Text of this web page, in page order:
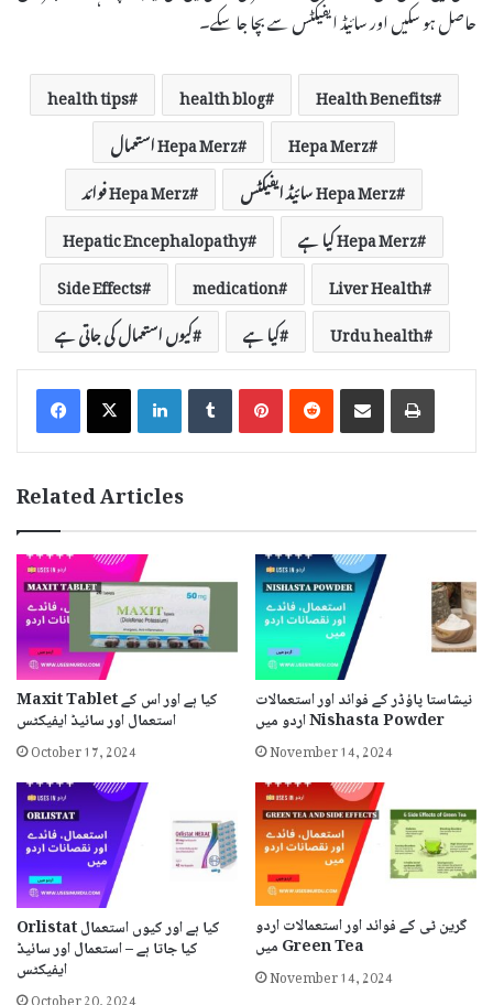
حاصل ہو سکیں اور سائیڈ ایفیکٹس سے بچا جا سکے۔
Health Benefits
health blog
health tips
Hepa Merz
Hepa Merz استعمال
Hepa Merz سائیڈ ایفیکٹس
Hepa Merz فوائد
Hepa Merz کیا ہے
Hepatic Encephalopathy
Liver Health
medication
Side Effects
Urdu health
کیا ہے کیوں استعمال کی جاتی ہے
LinkedInTumblrPinterestReddit Share via Email Print
Related Articles
Maxit Tablet کیا ہے اور اس کے
استعمال اور سائیڈ ایفیکٹس
October 17, 2024
نیشاستا پاؤڈر کے فوائد اور استعمالات
اردو میں Nishasta Powder
November 14, 2024
Orlistat کیا ہے اور کیوں استعمال
کیا جاتا ہے – استعمال اور سائیڈ
ایفیکٹس
October 20, 2024
گرین ٹی کے فوائد اور استعمالات اردو
میں Green Tea
November 14, 2024